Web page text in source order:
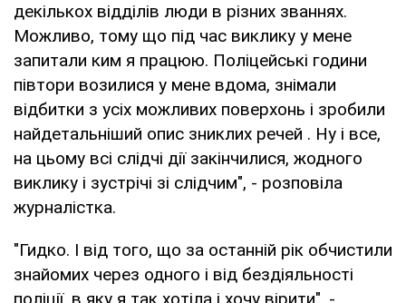
декількох відділів люди в різних званнях.
Можливо, тому що під час виклику у мене
запитали ким я працюю. Поліцейські години
півтори возилися у мене вдома, знімали
відбитки з усіх можливих поверхонь і зробили
найдетальніший опис зниклих речей . Ну і все,
на цьому всі слідчі дії закінчилися, жодного
виклику і зустрічі зі слідчим", - розповіла
журналістка.
"Гидко. І від того, що за останній рік обчистили
знайомих через одного і від бездіяльності